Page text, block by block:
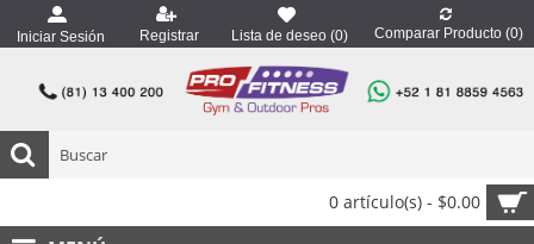
Iniciar Sesión Registrar Lista de deseo (0) Comparar Producto (0)
0 artículo(s) - $0.00